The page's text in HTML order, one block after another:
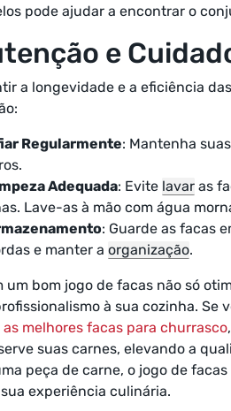
pode ajudar a encontrar o
e
a longevidade e a eficiência
Regularmente: Mantenha
Adequada: Evite lavar as
Lave-as à mão com água
: Guarde as facas
e manter a organização.
um bom jogo de facas não só
à sua cozinha. Se
melhores facas para churrasco
suas carnes, elevando a
peça de carne, o jogo de
experiência culinária.